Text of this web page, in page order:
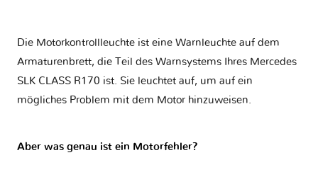
Die Motorkontrollleuchte ist eine Warnleuchte auf dem
Armaturenbrett, die Teil des Warnsystems Ihres Mercedes
SLK CLASS R170 ist. Sie leuchtet auf, um auf ein
mögliches Problem mit dem Motor hinzuweisen.
Aber was genau ist ein Motorfehler?